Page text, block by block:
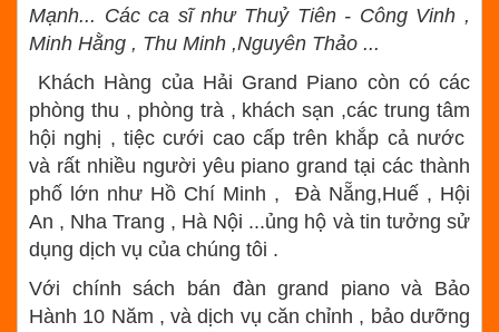
Mạnh... Các ca sĩ như Thuỷ Tiên - Công Vinh ,
Minh Hằng , Thu Minh ,Nguyên Thảo ...
Khách Hàng của Hải Grand Piano còn có các
phòng thu , phòng trà , khách sạn ,các trung tâm
hội nghị , tiệc cưới cao cấp trên khắp cả nước
và rất nhiều người yêu piano grand tại các thành
phố lớn như Hồ Chí Minh , Đà Nẵng,Huế , Hội
An , Nha Trang , Hà Nội ...ủng hộ và tin tưởng sử
dụng dịch vụ của chúng tôi .
Với chính sách bán đàn grand piano và Bảo
Hành 10 Năm , và dịch vụ căn chỉnh , bảo dưỡng